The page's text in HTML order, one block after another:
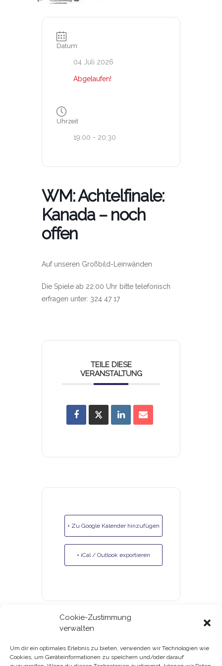
Cookie-Zustimmung
verwalten
Um dir ein optimales Erlebnis zu bieten, verwenden wir Technologien wie
Cookies, um Geräteinformationen zu speichern und/oder darauf
Datum
04 Juli 2026
Abgelaufen!
Uhrzeit
19:00 - 20:30
WM: Achtelfinale:
Kanada – noch
offen
Auf unseren Großbild-Leinwänden
Die Spiele ab 22.00 Uhr bitte telefonisch
erfragen unter: 324 47 17
TEILE DIESE
VERANSTALTUNG
+ Zu Google Kalender hinzufügen
+ iCal / Outlook exportieren
Gutscheine & Kundenkarte